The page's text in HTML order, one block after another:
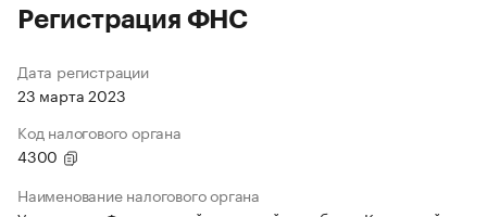
Регистрация ФНС
Дата регистрации
23 марта 2023
Код налогового органа
4300
Наименование налогового органа